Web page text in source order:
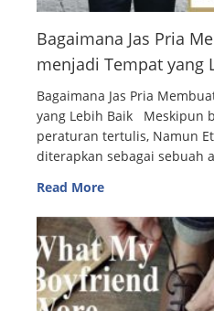
Bagaimana Jas Pria
menjadi Tempat yang
Bagaimana Jas Pria
yang Lebih Baik Meskipun
peraturan tertulis, Namun
diterapkan sebagai sebuah
Read More